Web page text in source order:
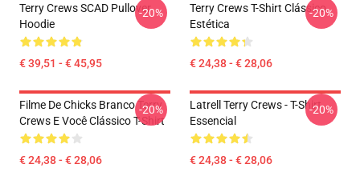
Terry Crews SCAD Pullover
Hoodie
€ 39,51 - € 45,95
-20%
Terry Crews T-Shirt Clássico
Estética
€ 24,38 - € 28,06
-20%
Filme De Chicks Branco Terry
Crews E Você Clássico T-Shirt
€ 24,38 - € 28,06
-20%
Latrell Terry Crews - T-Shirt
Essencial
€ 24,38 - € 28,06
-20%